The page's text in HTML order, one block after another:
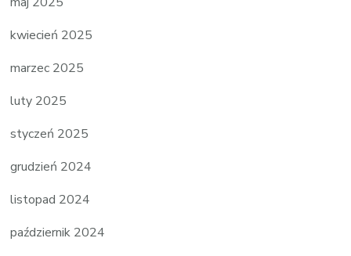
kwiecień 2025
marzec 2025
luty 2025
styczeń 2025
grudzień 2024
listopad 2024
październik 2024